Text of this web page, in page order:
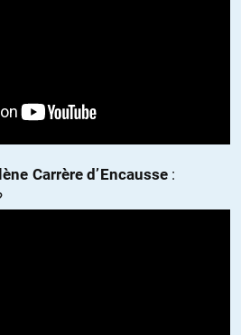
Carrère d’Encausse :